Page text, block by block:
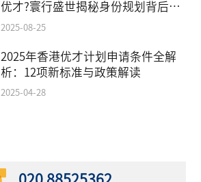
优才?寰行盛世揭秘身份规划背后的
教育红利
2025-08-25
2025年香港优才计划申请条件全解
析：12项新标准与政策解读
2025-04-28